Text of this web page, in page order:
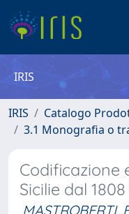
IRIS
IRIS Catalogo
3.1 Monografia o
Codificazione
Sicilie dal
MASTROBERTI,